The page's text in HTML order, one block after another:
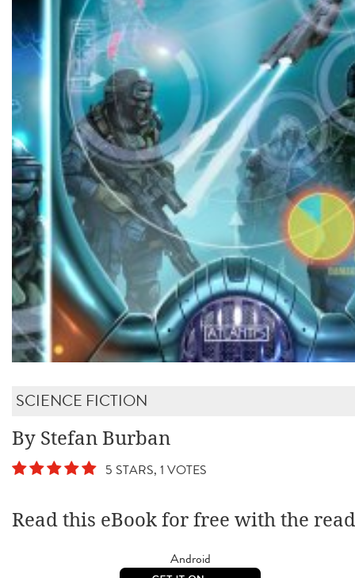
SCIENCE FICTION
By Stefan Burban
5 STARS, 1 VOTES
Read this eBook for free with the
Android